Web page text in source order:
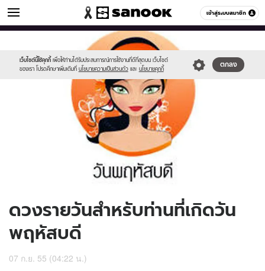
เข้าสู่ระบบสมาชิก
ดูดวง หมวดอื่นๆ
เว็บไซต์นี้ใช้คุกกี้ เพื่อให้ท่านได้รับประสบการณ์การใช้งานที่ดีที่สุดบน เว็บไซต์
ของเรา โปรดศึกษาเพิ่มเติมที่ นโยบายความเป็นส่วนตัว และ นโยบายคุกกี้
ตกลง
//s.isanook.com/sr/0/images/logo-
sanook.png
//s.isanook.com/ho/0/ud/6/34489/170-
ดวงรายวันสำหรับท่านที่เกิดวัน
พฤหัสบดี
07 ก.ย. 55 (04:22 น.)